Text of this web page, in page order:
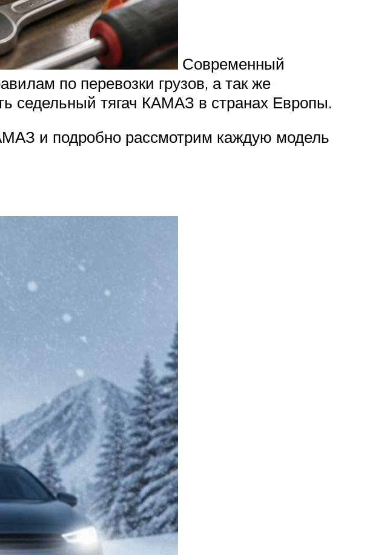
Современный
по перевозки грузов, а так же
седельный тягач КАМАЗ в странах Европы.
и подробно рассмотрим каждую модель